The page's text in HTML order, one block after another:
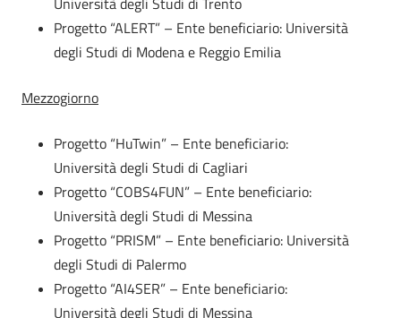
Progetto “ALERT” – Ente beneficiario: Università
degli Studi di Modena e Reggio Emilia
Mezzogiorno
Progetto “HuTwin” – Ente beneficiario:
Università degli Studi di Cagliari
Progetto “COBS4FUN” – Ente beneficiario:
Università degli Studi di Messina
Progetto “PRISM” – Ente beneficiario: Università
degli Studi di Palermo
Progetto “AI4SER” – Ente beneficiario:
Università degli Studi di Messina